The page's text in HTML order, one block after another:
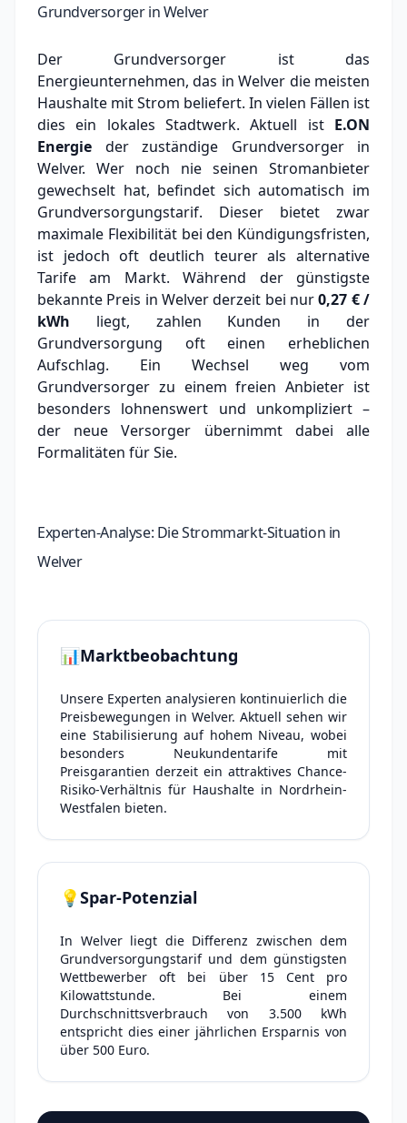
Grundversorger in Welver
Der Grundversorger ist das
Energieunternehmen, das in Welver die meisten
Haushalte mit Strom beliefert. In vielen Fällen ist
dies ein lokales Stadtwerk.Aktuell ist E.ON
Energie der zuständige Grundversorger in
Welver. Wer noch nie seinen Stromanbieter
gewechselt hat, befindet sich automatisch im
Grundversorgungstarif. Dieser bietet zwar
maximale Flexibilität bei den Kündigungsfristen,
ist jedoch oft deutlich teurer als alternative
Tarife am Markt.Während der günstigste
bekannte Preis in Welver derzeit bei nur0,27 € /
kWh liegt, zahlen Kunden in der
Grundversorgung oft einen erheblichen
Aufschlag. Ein Wechsel weg vom
Grundversorger zu einem freien Anbieter ist
besonders lohnenswert und unkompliziert –
der neue Versorger übernimmt dabei alle
Formalitäten für Sie.
Experten-Analyse: Die Strommarkt-Situation in
Welver
📊Marktbeobachtung
Unsere Experten analysieren kontinuierlich die
Preisbewegungen in Welver. Aktuell sehen wir
eine Stabilisierung auf hohem Niveau, wobei
besonders Neukundentarife mit
Preisgarantien derzeit ein attraktives Chance-
Risiko-Verhältnis für Haushalte in Nordrhein-
Westfalen bieten.
💡Spar-Potenzial
In Welver liegt die Differenz zwischen dem
Grundversorgungstarif und dem günstigsten
Wettbewerber oft bei über 15 Cent pro
Kilowattstunde. Bei einem
Durchschnittsverbrauch von 3.500 kWh
entspricht dies einer jährlichen Ersparnis von
über 500 Euro.